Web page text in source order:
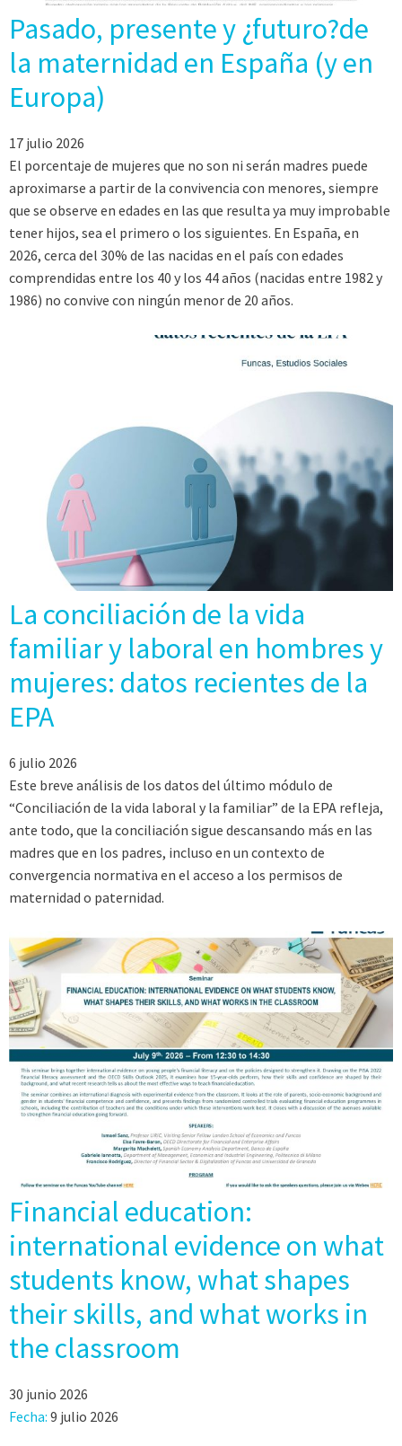
Pasado, presente y ¿futuro?de
la maternidad en España (y en
Europa)
17 julio 2026
El porcentaje de mujeres que no son ni serán madres puede
aproximarse a partir de la convivencia con menores, siempre
que se observe en edades en las que resulta ya muy improbable
tener hijos, sea el primero o los siguientes. En España, en
2026, cerca del 30% de las nacidas en el país con edades
comprendidas entre los 40 y los 44 años (nacidas entre 1982 y
1986) no convive con ningún menor de 20 años.
La conciliación de la vida
familiar y laboral en hombres y
mujeres: datos recientes de la
EPA
6 julio 2026
Este breve análisis de los datos del último módulo de
“Conciliación de la vida laboral y la familiar” de la EPA refleja,
ante todo, que la conciliación sigue descansando más en las
madres que en los padres, incluso en un contexto de
convergencia normativa en el acceso a los permisos de
maternidad o paternidad.
Financial education:
international evidence on what
students know, what shapes
their skills, and what works in
the classroom
30 junio 2026
Fecha: 9 julio 2026